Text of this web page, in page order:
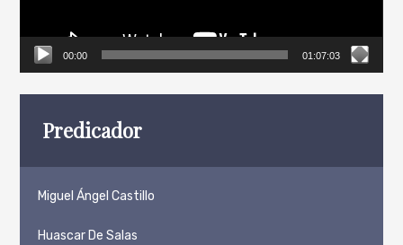
00:00 01:07:03
Predicador
Miguel Ángel Castillo
Huascar De Salas